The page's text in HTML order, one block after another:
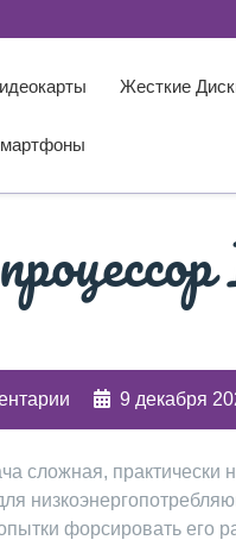
Жесткие
9 декабря
сложная,
форсировать его